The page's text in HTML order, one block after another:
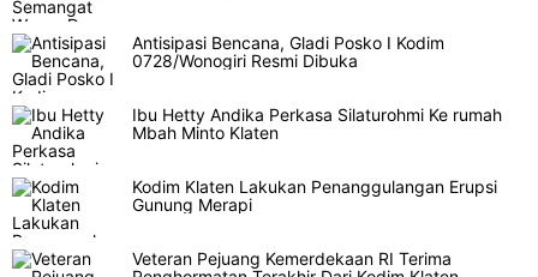
Antisipasi Bencana, Gladi Posko I Kodim
0728/Wonogiri Resmi Dibuka
Ibu Hetty Andika Perkasa Silaturohmi Ke rumah
Mbah Minto Klaten
Kodim Klaten Lakukan Penanggulangan Erupsi
Gunung Merapi
Veteran Pejuang Kemerdekaan RI Terima